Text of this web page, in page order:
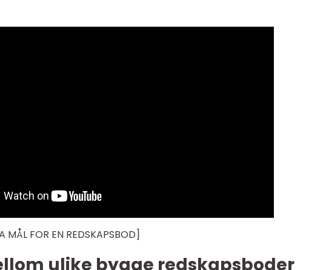
MÅL FOR EN REDSKAPSBOD]
ulike bygge redskapsboder